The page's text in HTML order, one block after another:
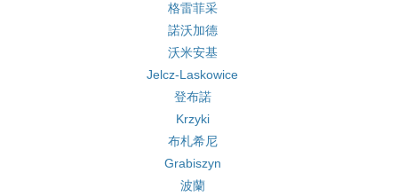
格雷菲采
諾沃加德
沃米安基
Jelcz-Laskowice
登布諾
Krzyki
布札希尼
Grabiszyn
波蘭